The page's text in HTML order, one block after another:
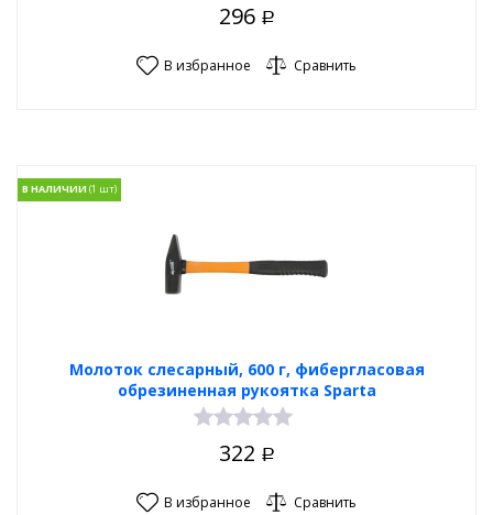
296 Р
В избранное Сравнить
Молоток слесарный, 600 г, фибергласовая
обрезиненная рукоятка Sparta
В НАЛИЧИИ
322 Р
В избранное Сравнить